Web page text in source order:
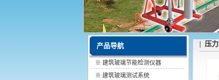
产品导航
※ 建筑玻璃节能检测仪器
※ 建筑玻璃测试系统
| 压